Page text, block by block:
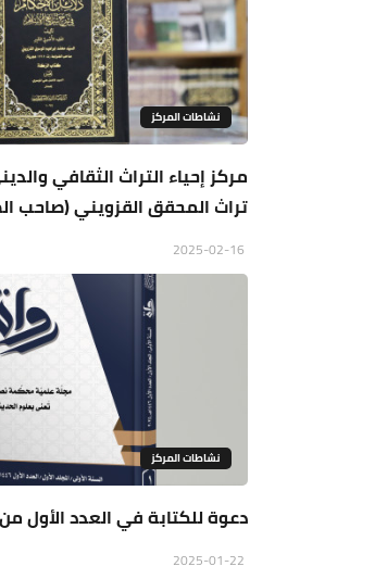
نشاطات المركز
مركز إحياء التراث الثقافي
تراث المحقق القزويني (صاحب
نشاطات المركز
دعوة للكتابة في العدد الأول